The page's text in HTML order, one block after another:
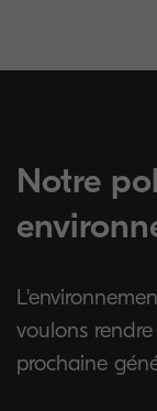
Notre
voulons
prochaine